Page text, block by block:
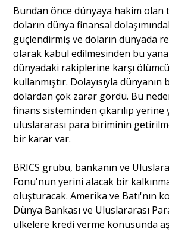
Bundan önce dünyaya hakim
doların dünya finansal
güçlendirmiş ve doların dünyada
olarak kabul edilmesinden bu
dünyadaki rakiplerine karşı
kullanmıştır. Dolayısıyla dünyanın
dolardan çok zarar gördü. Bu
finans sisteminden çıkarılıp
uluslararası para biriminin
bir karar var.
BRICS grubu, bankanın ve
Fonu'nun yerini alacak bir
oluşturacak. Amerika ve Batı'nın
Dünya Bankası ve Uluslararası
ülkelere kredi verme konusunda